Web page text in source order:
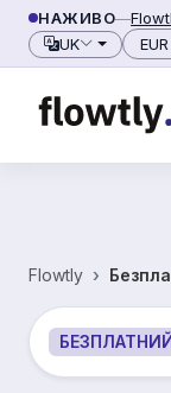
Перейти до
НАЖИВО—
UK
Flowtly